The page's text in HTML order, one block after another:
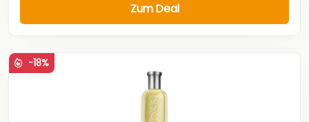
Zum Deal
-18%